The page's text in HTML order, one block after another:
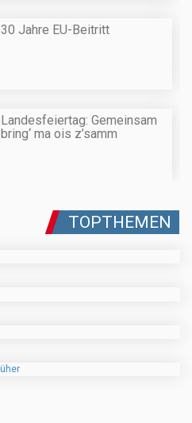
30 Jahre EU-Beitritt
Landesfeiertag: Gemeinsam
bring‘ ma ois z’samm
TOPTHEMEN